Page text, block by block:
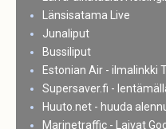
Länsisatama Live
Junaliput
Bussiliput
Estonian Air - ilmalinkki
Supersaver.fi -
Huuto.net - huuda
Marinetraffic - Laivat